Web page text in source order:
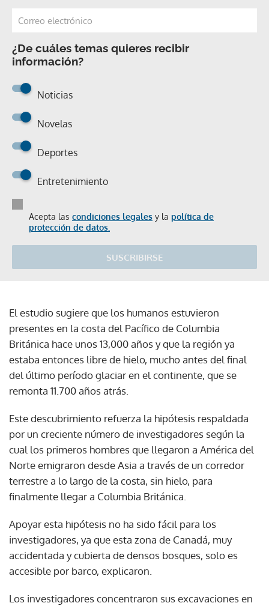
¿De cuáles temas quieres recibir
información?
Noticias
Novelas
Deportes
Entretenimiento
Acepta las condiciones legales y la política de
protección de datos.
SUSCRIBIRSE
El estudio sugiere que los humanos estuvieron
presentes en la costa del Pacífico de Columbia
Británica hace unos 13,000 años y que la región ya
estaba entonces libre de hielo, mucho antes del final
del último período glaciar en el continente, que se
remonta 11.700 años atrás.
Este descubrimiento refuerza la hipótesis respaldada
por un creciente número de investigadores según la
cual los primeros hombres que llegaron a América del
Norte emigraron desde Asia a través de un corredor
terrestre a lo largo de la costa, sin hielo, para
finalmente llegar a Columbia Británica.
Apoyar esta hipótesis no ha sido fácil para los
investigadores, ya que esta zona de Canadá, muy
accidentada y cubierta de densos bosques, solo es
accesible por barco, explicaron.
Los investigadores concentraron sus excavaciones en